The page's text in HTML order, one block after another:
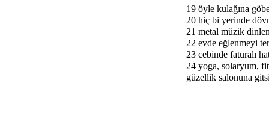
19 öyle kulağına
20 hiç bi yerinde
21 metal müzik
22 evde eğlenmeyi
23 cebinde faturalı
24 yoga, solaryum,
güzellik salonuna